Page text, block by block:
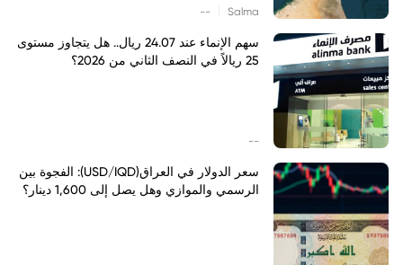
Salma
--
سهم الإنماء عند 24.07 ريال.. هل يتجاوز مستوى
25 ريالاً في النصف الثاني من 2026؟
--
سعر الدولار في العراق(USD/IQD): الفجوة بين
الرسمي والموازي وهل يصل إلى 1,600 دينار؟